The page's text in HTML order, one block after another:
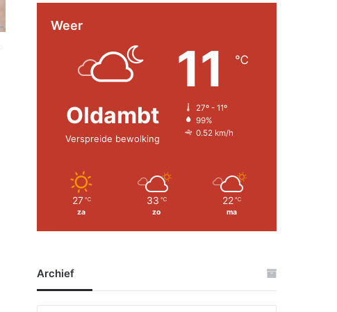
Weer
Oldambt
Verspreide bewolking
11 ℃
27º - 11º
99%
0.52 km/h
27 ℃
za
33 ℃
zo
22 ℃
ma
Archief